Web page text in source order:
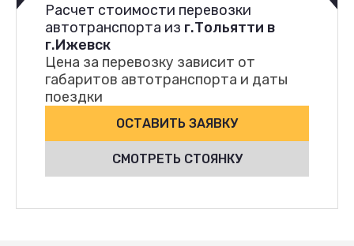
Расчет стоимости перевозки
автотранспорта из г.Тольятти в
г.Ижевск
Цена за перевозку зависит от
габаритов автотранспорта и даты
поездки
ОСТАВИТЬ ЗАЯВКУ
СМОТРЕТЬ СТОЯНКУ